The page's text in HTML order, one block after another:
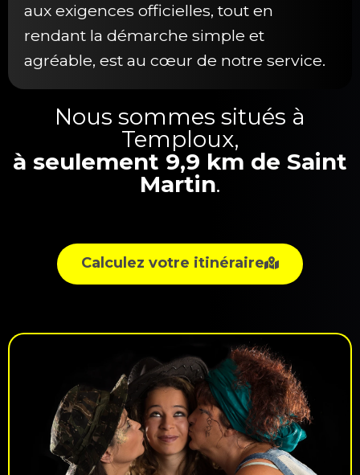
aux exigences officielles, tout en
rendant la démarche simple et
agréable, est au cœur de notre service.
Nous sommes situés à
Temploux,
à seulement 9,9 km de Saint
Martin.
Calculez votre itinéraire